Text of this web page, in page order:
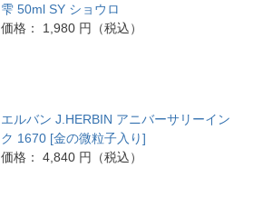
雫 50ml SY ショウロ
価格： 1,980 円（税込）
エルバン J.HERBIN アニバーサリーイン
ク 1670 [金の微粒子入り]
価格： 4,840 円（税込）